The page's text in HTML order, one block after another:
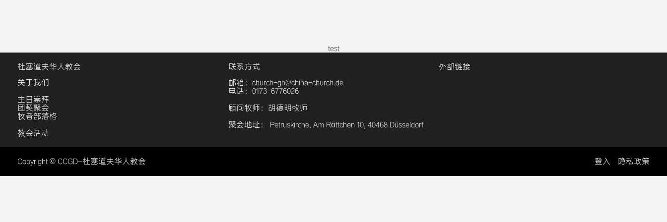
test
杜塞道夫华人教会
关于我们
主日崇拜
团契聚会
牧者部落格
教会活动
联系方式
邮箱：church-gh@china-church.de
电话：0173-6776026
顾问牧师：胡德明牧师
聚会地址： Petruskirche, Am Röttchen 10, 40468 Düsseldorf
外部链接
Copyright © CCGD–杜塞道夫华人教会 登入 隐私政策